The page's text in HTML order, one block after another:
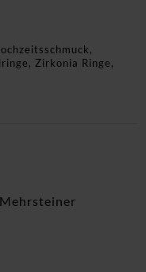
,
, Zirkonia Ringe,